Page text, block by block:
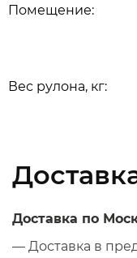
Вес рулона, кг:
Помещение:
Доставка по
— Доставка в